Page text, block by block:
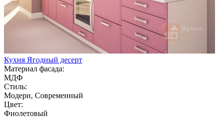
Кухня Ягодный десерт
Материал фасада:
МДФ
Стиль:
Модерн, Современный
Цвет:
Фиолетовый